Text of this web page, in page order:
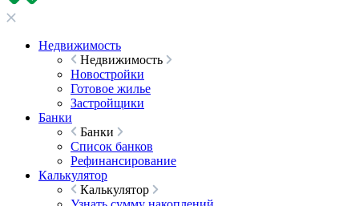
Недвижимость
Недвижимость
Новостройки
Готовое жилье
Застройщики
Банки
Банки
Список банков
Рефинансирование
Калькулятор
Калькулятор